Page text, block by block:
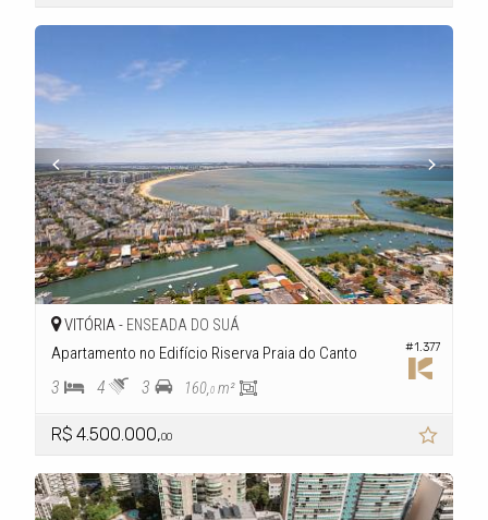
#1.377
VITÓRIA - ENSEADA DO SUÁ
Apartamento no Edifício Riserva Praia do Canto
3 4 3 160,0 m²
R$ 4.500.000,00